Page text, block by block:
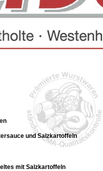
und Salzkartoffeln
mit Salzkartoffeln